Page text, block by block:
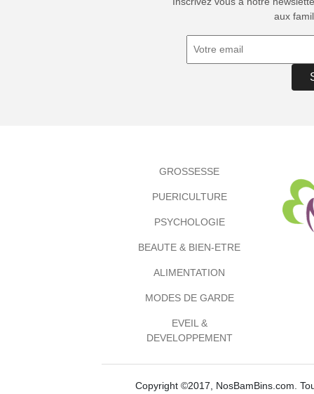
aux
GROSSESSE
PUERICULTURE
PSYCHOLOGIE
BEAUTE & BIEN-ETRE
ALIMENTATION
MODES DE GARDE
EVEIL &
DEVELOPPEMENT
Copyright ©2017, NosBamBins.com.